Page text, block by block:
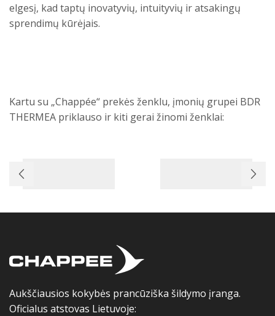
elgesį, kad taptų inovatyvių, intuityvių ir atsakingų
sprendimų kūrėjais.
Kartu su „Chappée“ prekės ženklu, įmonių grupei BDR
THERMEA priklauso ir kiti gerai žinomi ženklai:
Aukščiausios kokybės prancūziška šildymo įranga.
Oficialus atstovas Lietuvoje: